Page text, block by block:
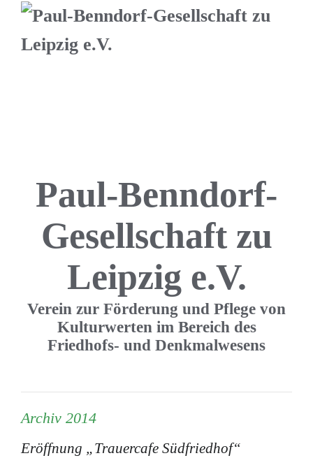
Paul-Benndorf-
Gesellschaft zu
Leipzig e.V.
Verein zur Förderung und Pflege von
Kulturwerten im Bereich des
Friedhofs- und Denkmalwesens
Archiv 2014
Eröffnung „Trauercafe Südfriedhof“